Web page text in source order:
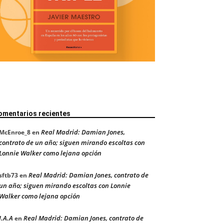
recientes
en Real Madrid: Damian Jones,
de un año; siguen mirando escoltas con
Walker como lejana opción
en Real Madrid: Damian Jones, contrato de
año; siguen mirando escoltas con Lonnie
como lejana opción
en Real Madrid: Damian Jones, contrato de